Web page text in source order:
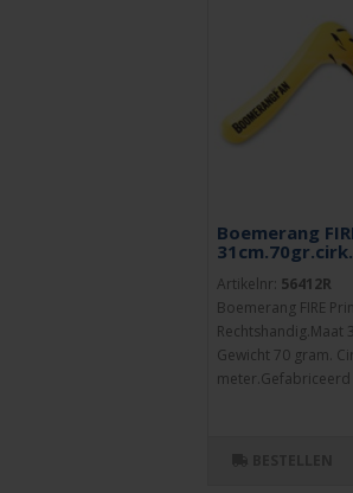
Boemerang
Artikelnr: 56412R
Boemerang FIRE
Rechtshandig.Maat
Gewicht 70 gram.
meter.Gefabriceerd